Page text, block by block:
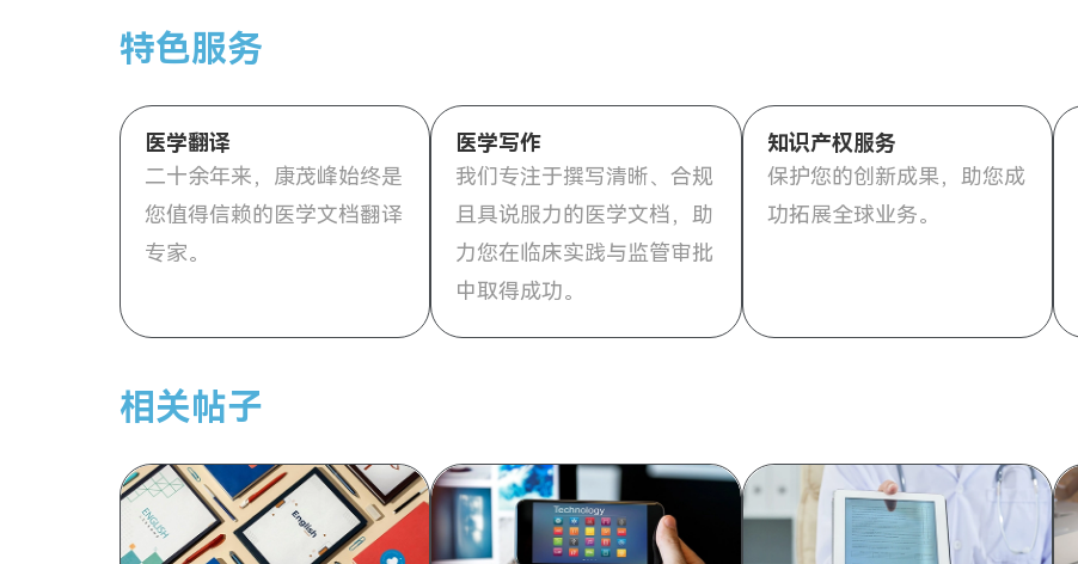
特色服务
医学翻译
二十余年来，康茂峰始终是
您值得信赖的医学文档翻译
专家。
医学写作
我们专注于撰写清晰、合规
且具说服力的医学文档，助
力您在临床实践与监管审批
中取得成功。
知识产权服务
保护您的创新成果，助您成
功拓展全球业务。
相关帖子